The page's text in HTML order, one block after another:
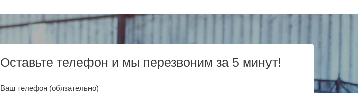
Оставьте телефон и мы перезвоним за 5 минут!
Ваш телефон (обязательно)